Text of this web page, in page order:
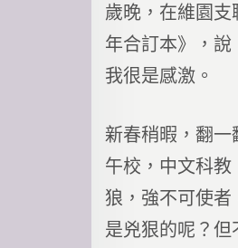
歲晚，在維園
年合訂本》，說
我很是感激。
新春稍暇，翻
午校，中文科
狼，強不可使
是兇狠的呢？